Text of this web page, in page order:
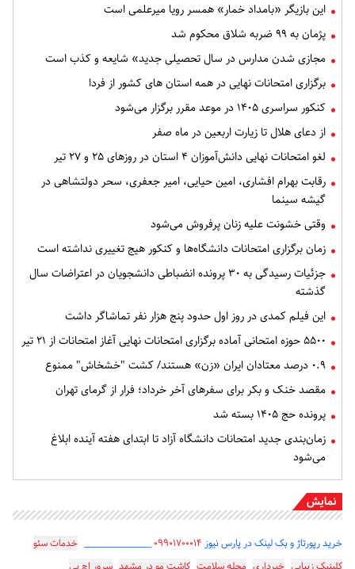
این بازیگر «بامداد خمار» همسر رویا میرعلمی است
پژمان به ۹۹ ضربه شلاق محکوم شد
مجازی شدن مدارس در سال تحصیلی جدید» شایعه و کذب است
برگزاری امتحانات نهایی در همه استان های کشور از فردا
کنکور سراسری ۱۴۰۵ در موعد مقرر برگزار می‌شود
از دعای هلال تا زیارت اربعین در ماه صفر
لغو امتحانات نهایی دانش‌آموزان ۴ استان در روزهای ۲۵ و ۲۷ تیر
رقابت بهرام افشاری، امین حیایی، امیر جعفری، سحر دولتشاهی در
گیشه سینما
وقتی خشونت علیه زنان پرفروش می‌شود
زمان برگزاری امتحانات دانشگاه‌ها و کنکور هیج تغییری نداشته است
جزئیات رسیدگی به ۳۰ پرونده انضباطی دانشجویان در اعتراضات سال
گذشته
این فیلم کمدی در روز اول حدود پنج هزار نفر تماشاگر داشت
۵۵۰۰ حوزه امتحانی آماده برگزاری امتحانات نهایی آغاز امتحانات از ۲۱ تیر
۰.۹ درصد معتادان ایران «زن» هستند/ کشت "خشخاش" ممنوع
مقصد خنک و بکر برای سفرهای آخر خرداد؛ فرار از گرمای تهران
پرونده حج ۱۴۰۵ بسته شد
زمان‌بندی جدید امتحانات دانشگاه آزاد تا ابتدای هفته آینده ابلاغ
می‌شود
نمایش
خرید رپورتاژ و بک لینک در پارس نیوز ۰۹۹۰۱۷۰۰۰۱۴_________________ خدمات سئو